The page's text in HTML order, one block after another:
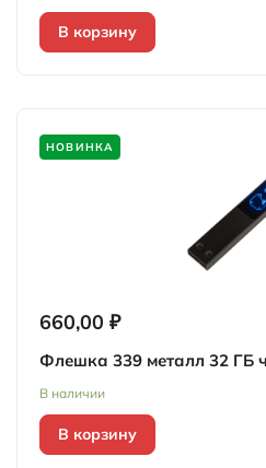
В корзину
НОВИНКА
660,00 ₽
Флешка 339 металл 32 ГБ
В наличии
В корзину